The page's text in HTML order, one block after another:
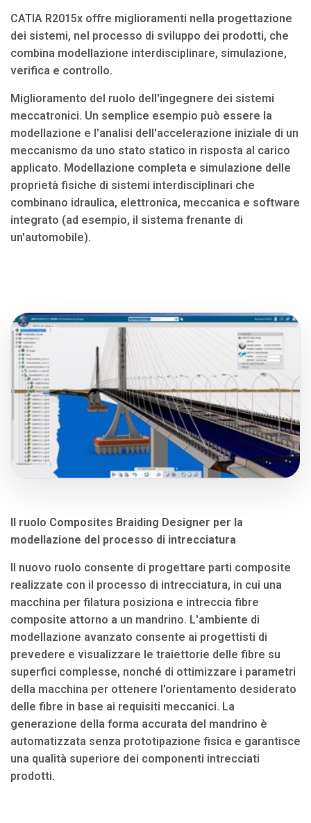
CATIA R2015x offre miglioramenti nella progettazione
dei sistemi, nel processo di sviluppo dei prodotti, che
combina modellazione interdisciplinare, simulazione,
verifica e controllo.
Miglioramento del ruolo dell'ingegnere dei sistemi
meccatronici. Un semplice esempio può essere la
modellazione e l'analisi dell'accelerazione iniziale di un
meccanismo da uno stato statico in risposta al carico
applicato. Modellazione completa e simulazione delle
proprietà fisiche di sistemi interdisciplinari che
combinano idraulica, elettronica, meccanica e software
integrato (ad esempio, il sistema frenante di
un'automobile).
Il ruolo Composites Braiding Designer per la
modellazione del processo di intrecciatura
Il nuovo ruolo consente di progettare parti composite
realizzate con il processo di intrecciatura, in cui una
macchina per filatura posiziona e intreccia fibre
composite attorno a un mandrino. L'ambiente di
modellazione avanzato consente ai progettisti di
prevedere e visualizzare le traiettorie delle fibre su
superfici complesse, nonché di ottimizzare i parametri
della macchina per ottenere l'orientamento desiderato
delle fibre in base ai requisiti meccanici. La
generazione della forma accurata del mandrino è
automatizzata senza prototipazione fisica e garantisce
una qualità superiore dei componenti intrecciati
prodotti.